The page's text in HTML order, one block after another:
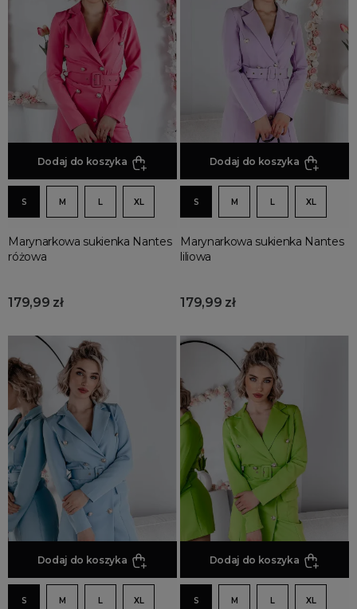
Dodaj do koszyka
S M L XL
Marynarkowa sukienka Nantes
różowa
179,99 zł
Dodaj do koszyka
S M L XL
Marynarkowa sukienka Nantes
liliowa
179,99 zł
Dodaj do koszyka
S M L XL
Dodaj do koszyka
S M L XL